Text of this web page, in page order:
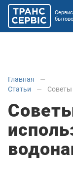
Главная
Статьи
Советы